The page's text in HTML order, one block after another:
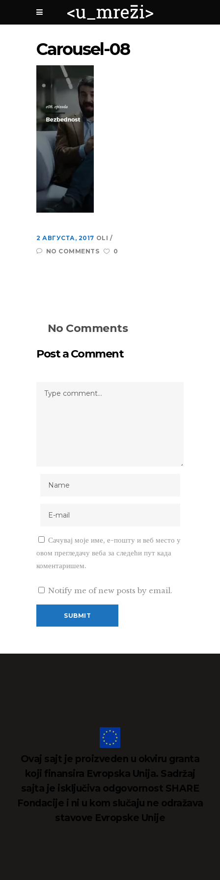
Carousel-08
2 АВГУСТА, 2017 OLI
NO COMMENTS
0
No Comments
Post a Comment
Сачувај моје име, е-пошту и веб место у
овом прегледачу веба за следећи пут када
коментаришем.
Notify me of new posts by email.
Ovaj sajt je proizveden u okviru granta
koji finansira Evropska Unija. Sadržaj
sajta je isključiva odgovornost SHARE
Fondacije i ni u kom slučaju ne odražava
stavove Evropske Unije